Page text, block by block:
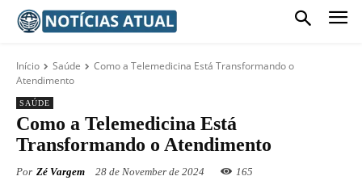
Início Saúde
Como a Telemedicina Está Transformando o
Atendimento
SAÚDE
Como a Telemedicina Está
Transformando o Atendimento
Por Zé Vargem 28 de November de 2024 165